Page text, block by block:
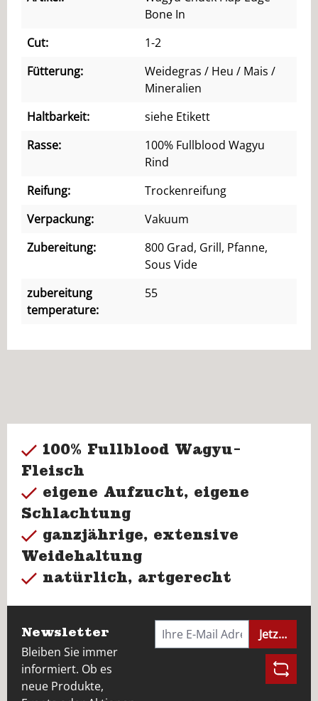
Bone In
Cut:
1-2
Fütterung:
Weidegras / Heu / Mais /
Mineralien
Haltbarkeit:
siehe Etikett
Rasse:
100% Fullblood Wagyu
Rind
Reifung:
Trockenreifung
Verpackung:
Vakuum
Zubereitung:
800 Grad, Grill, Pfanne,
Sous Vide
zubereitung
temperature:
55
100% Fullblood Wagyu-
Fleisch
eigene Aufzucht, eigene
Schlachtung
ganzjährige, extensive
Weidehaltung
natürlich, artgerecht
Newsletter
Bleiben Sie immer
informiert. Ob es
neue Produkte,
Jetzt